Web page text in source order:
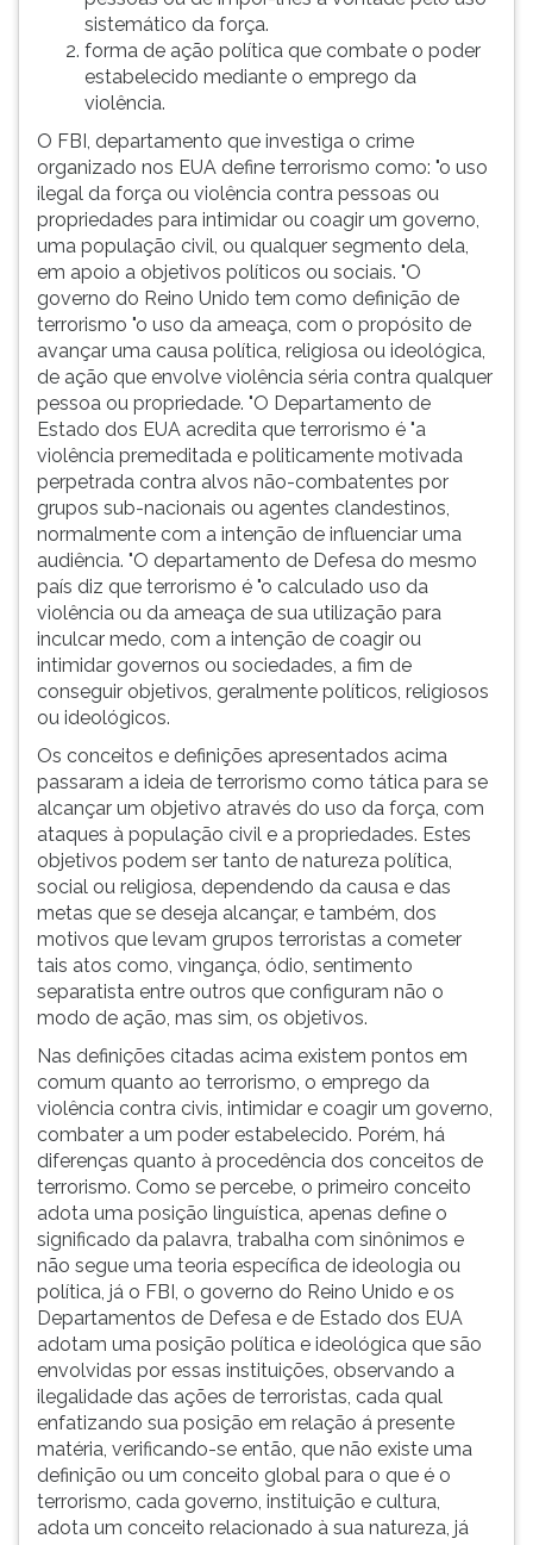
sistemático da força.
forma de ação política que combate o poder
estabelecido mediante o emprego da
violência.
O FBI, departamento que investiga o crime
organizado nos EUA define terrorismo como: "o uso
ilegal da força ou violência contra pessoas ou
propriedades para intimidar ou coagir um governo,
uma população civil, ou qualquer segmento dela,
em apoio a objetivos políticos ou sociais. "O
governo do Reino Unido tem como definição de
terrorismo "o uso da ameaça, com o propósito de
avançar uma causa política, religiosa ou ideológica,
de ação que envolve violência séria contra qualquer
pessoa ou propriedade. "O Departamento de
Estado dos EUA acredita que terrorismo é "a
violência premeditada e politicamente motivada
perpetrada contra alvos não-combatentes por
grupos sub-nacionais ou agentes clandestinos,
normalmente com a intenção de influenciar uma
audiência. "O departamento de Defesa do mesmo
país diz que terrorismo é "o calculado uso da
violência ou da ameaça de sua utilização para
inculcar medo, com a intenção de coagir ou
intimidar governos ou sociedades, a fim de
conseguir objetivos, geralmente políticos, religiosos
ou ideológicos.
Os conceitos e definições apresentados acima
passaram a ideia de terrorismo como tática para se
alcançar um objetivo através do uso da força, com
ataques à população civil e a propriedades. Estes
objetivos podem ser tanto de natureza política,
social ou religiosa, dependendo da causa e das
metas que se deseja alcançar, e também, dos
motivos que levam grupos terroristas a cometer
tais atos como, vingança, ódio, sentimento
separatista entre outros que configuram não o
modo de ação, mas sim, os objetivos.
Nas definições citadas acima existem pontos em
comum quanto ao terrorismo, o emprego da
violência contra civis, intimidar e coagir um governo,
combater a um poder estabelecido. Porém, há
diferenças quanto à procedência dos conceitos de
terrorismo. Como se percebe, o primeiro conceito
adota uma posição linguística, apenas define o
significado da palavra, trabalha com sinônimos e
não segue uma teoria específica de ideologia ou
política, já o FBI, o governo do Reino Unido e os
Departamentos de Defesa e de Estado dos EUA
adotam uma posição política e ideológica que são
envolvidas por essas instituições, observando a
ilegalidade das ações de terroristas, cada qual
enfatizando sua posição em relação á presente
matéria, verificando-se então, que não existe uma
definição ou um conceito global para o que é o
terrorismo, cada governo, instituição e cultura,
adota um conceito relacionado à sua natureza, já